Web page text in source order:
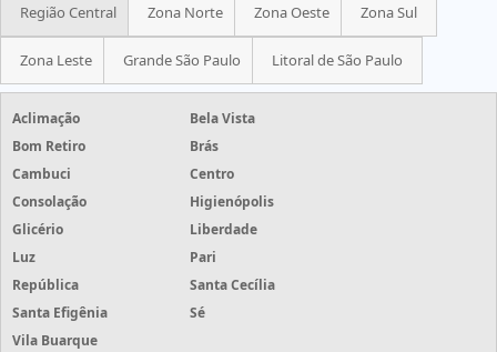
Região Central Zona Norte Zona Oeste Zona Sul
Zona Leste Grande São Paulo Litoral de São Paulo
Aclimação
Bela Vista
Bom Retiro
Brás
Cambuci
Centro
Consolação
Higienópolis
Glicério
Liberdade
Luz
Pari
República
Santa Cecília
Santa Efigênia
Sé
Vila Buarque